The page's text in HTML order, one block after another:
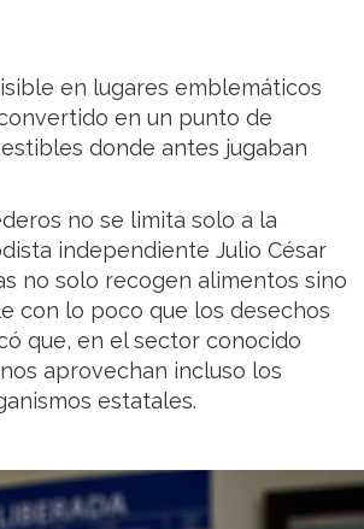
en lugares emblemáticos
en un punto de
donde antes jugaban
no se limita solo a la
independiente Julio César
no solo recogen alimentos sino
con lo poco que los desechos
que, en el sector conocido
aprovechan incluso los
estatales.